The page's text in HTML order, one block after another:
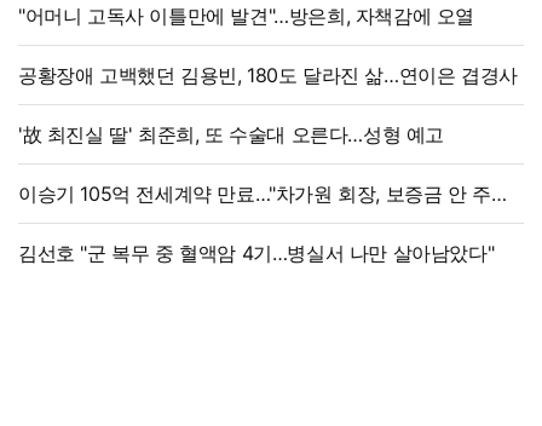
"어머니 고독사 이틀만에 발견"…방은희, 자책감에 오열
공황장애 고백했던 김용빈, 180도 달라진 삶…연이은 겹경사
'故 최진실 딸' 최준희, 또 수술대 오른다…성형 예고
이승기 105억 전세계약 만료…"차가원 회장, 보증금 안 주면
법적 조치"
김선호 "군 복무 중 혈액암 4기…병실서 나만 살아남았다"